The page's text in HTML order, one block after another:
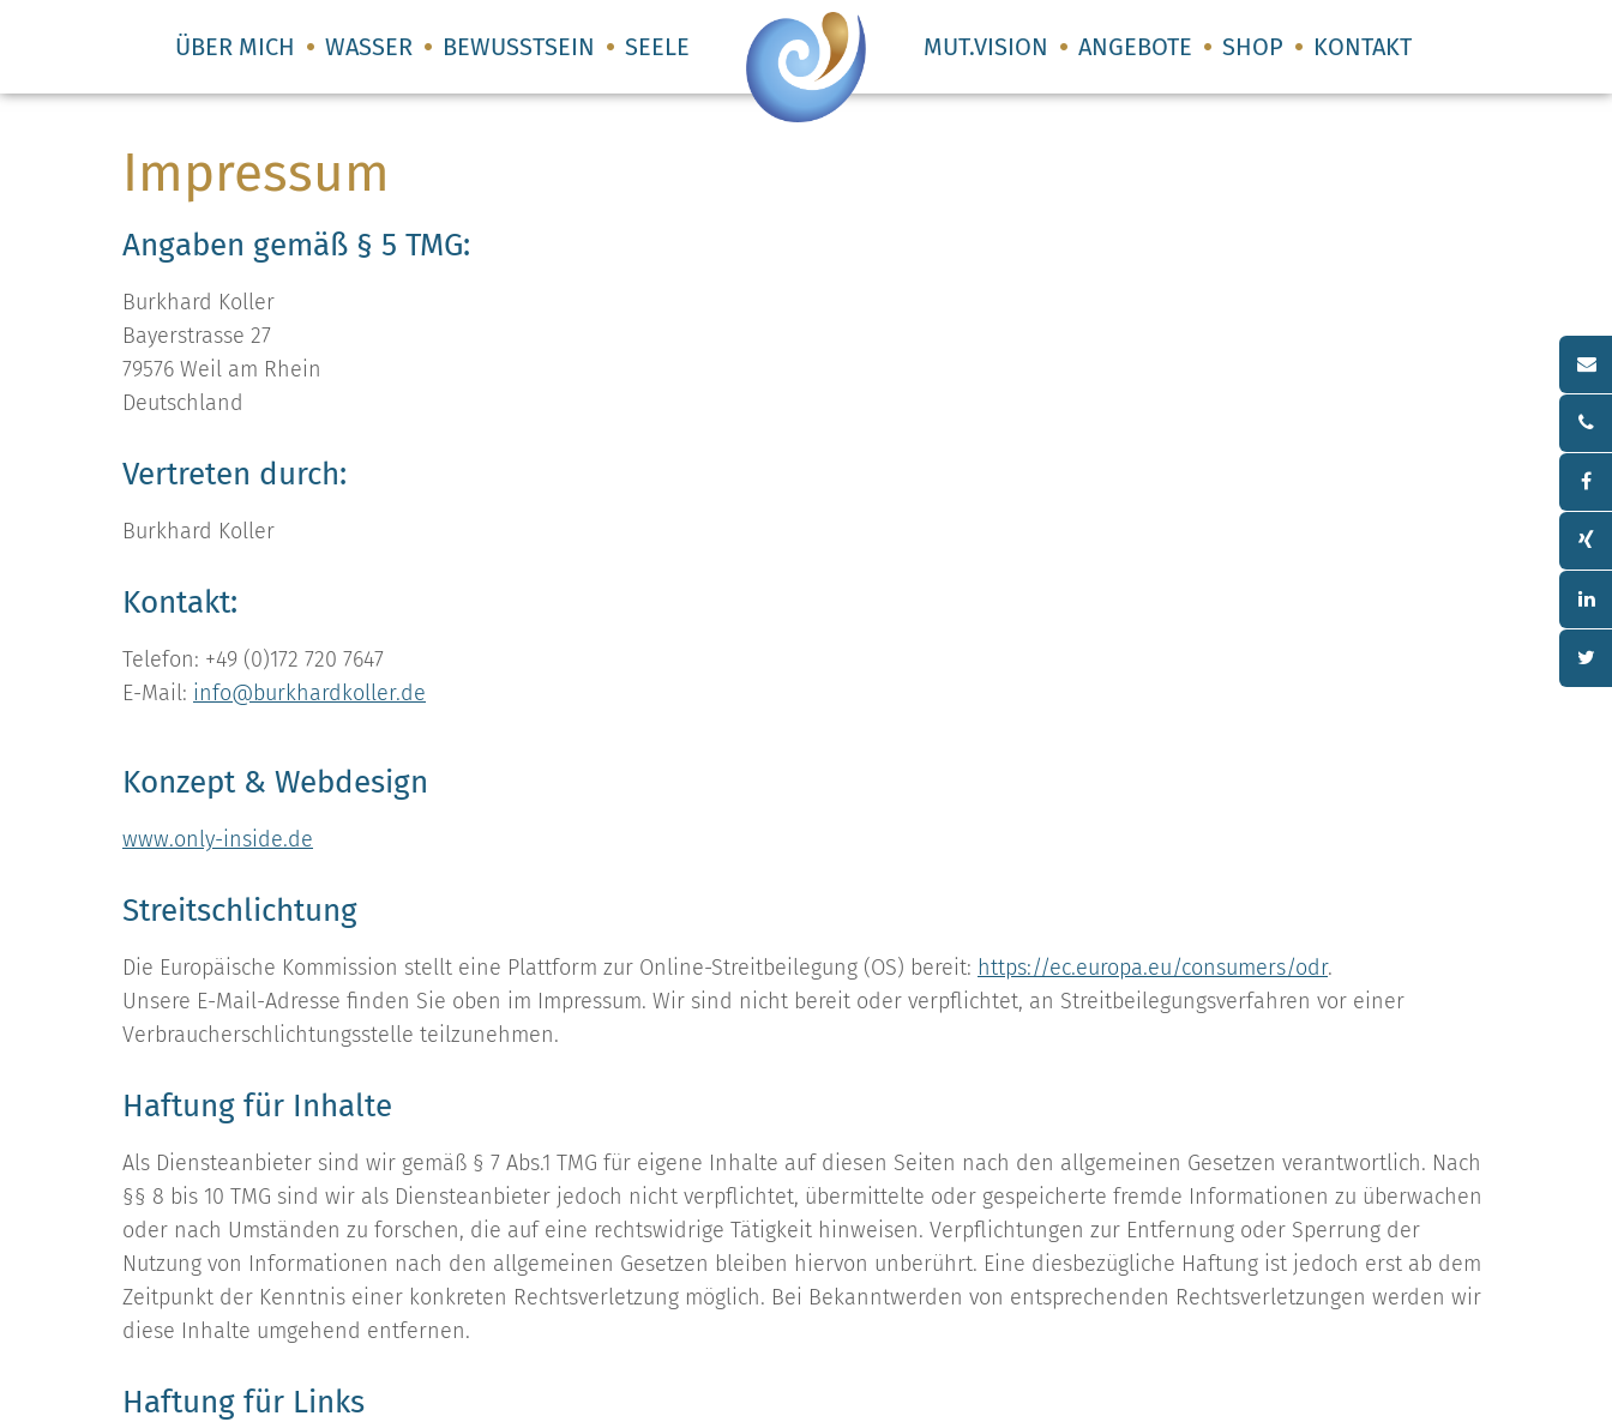
ÜBER MICH WASSER BEWUSSTSEIN SEELE MUT.VISION ANGEBOTE SHOP KONTAKT
Impressum
Angaben gemäß § 5 TMG:
Burkhard Koller
Bayerstrasse 27
79576 Weil am Rhein
Deutschland
Vertreten durch:
Burkhard Koller
Kontakt:
Telefon: +49 (0)172 720 7647
E-Mail: info@burkhardkoller.de
Konzept & Webdesign
www.only-inside.de
Streitschlichtung
Die Europäische Kommission stellt eine Plattform zur Online-Streitbeilegung (OS) bereit: https://ec.europa.eu/consumers/odr.
Unsere E-Mail-Adresse finden Sie oben im Impressum. Wir sind nicht bereit oder verpflichtet, an Streitbeilegungsverfahren vor einer
Verbraucherschlichtungsstelle teilzunehmen.
Haftung für Inhalte
Als Diensteanbieter sind wir gemäß § 7 Abs.1 TMG für eigene Inhalte auf diesen Seiten nach den allgemeinen Gesetzen verantwortlich. Nach
§§ 8 bis 10 TMG sind wir als Diensteanbieter jedoch nicht verpflichtet, übermittelte oder gespeicherte fremde Informationen zu überwachen
oder nach Umständen zu forschen, die auf eine rechtswidrige Tätigkeit hinweisen. Verpflichtungen zur Entfernung oder Sperrung der
Nutzung von Informationen nach den allgemeinen Gesetzen bleiben hiervon unberührt. Eine diesbezügliche Haftung ist jedoch erst ab dem
Zeitpunkt der Kenntnis einer konkreten Rechtsverletzung möglich. Bei Bekanntwerden von entsprechenden Rechtsverletzungen werden wir
diese Inhalte umgehend entfernen.
Haftung für Links